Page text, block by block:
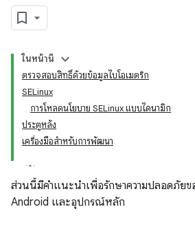
ในหน้านี้
ตรวจสอบสิทธิ์ด้วยข้อมูลไบโอเมตริก
SELinux
การโหลดนโยบาย SELinux แบบไดนามิก
ประตูหลัง
เครื่องมือสำหรับการพัฒนา
ส่วนนี้มีคำแนะนำเพื่อรักษาความปลอดภัย
Android และอุปกรณ์หลัก